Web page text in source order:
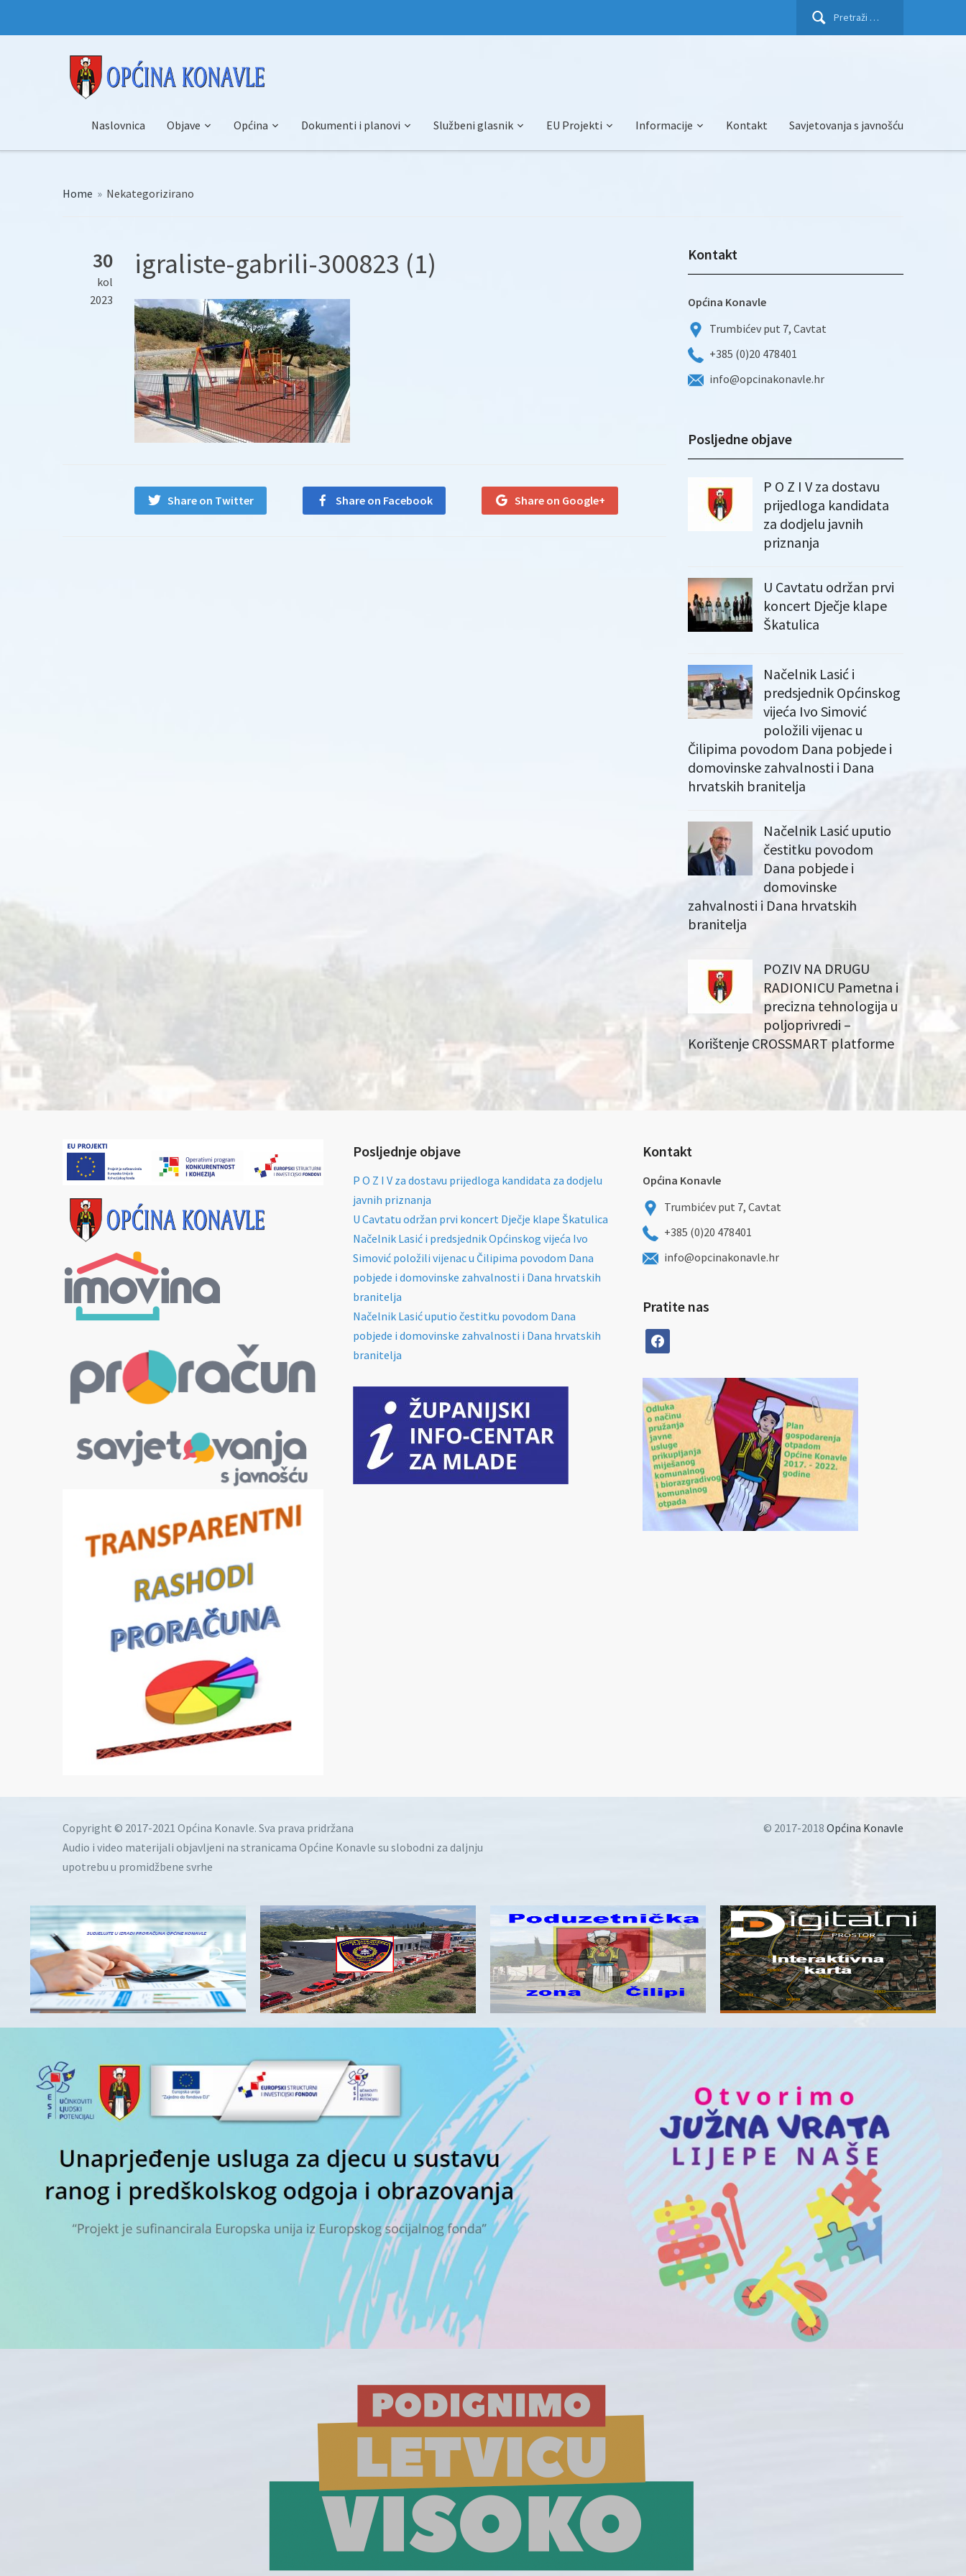
Pretraži:
Naslovnica Objave Općina Dokumenti i planovi Službeni glasnik EU Projekti Informacije Kontakt Savjetovanja s javnošću
Home » Nekategorizirano
30
kol
2023
igraliste-gabrili-300823 (1)
Share on Twitter Share on Facebook Share on Google+
Kontakt
Općina Konavle
Trumbićev put 7, Cavtat
+385 (0)20 478401
info@opcinakonavle.hr
Posljedne objave
P O Z I V za dostavu
prijedloga kandidata
za dodjelu javnih
priznanja
U Cavtatu održan prvi
koncert Dječje klape
Škatulica
Načelnik Lasić i
predsjednik Općinskog
vijeća Ivo Simović
položili vijenac u
Čilipima povodom Dana pobjede i
domovinske zahvalnosti i Dana
hrvatskih branitelja
Načelnik Lasić uputio
čestitku povodom
Dana pobjede i
domovinske
zahvalnosti i Dana hrvatskih
branitelja
POZIV NA DRUGU
RADIONICU Pametna i
precizna tehnologija u
poljoprivredi –
Korištenje CROSSMART platforme
Posljednje objave
P O Z I V za dostavu prijedloga kandidata za dodjelu
javnih priznanja
U Cavtatu održan prvi koncert Dječje klape Škatulica
Načelnik Lasić i predsjednik Općinskog vijeća Ivo
Simović položili vijenac u Čilipima povodom Dana
pobjede i domovinske zahvalnosti i Dana hrvatskih
branitelja
Načelnik Lasić uputio čestitku povodom Dana
pobjede i domovinske zahvalnosti i Dana hrvatskih
branitelja
Kontakt
Općina Konavle
Trumbićev put 7, Cavtat
+385 (0)20 478401
info@opcinakonavle.hr
Pratite nas
facebook
Copyright © 2017-2021 Općina Konavle. Sva prava pridržana
Audio i video materijali objavljeni na stranicama Općine Konavle su slobodni za daljnju
upotrebu u promidžbene svrhe
© 2017-2018 Općina Konavle